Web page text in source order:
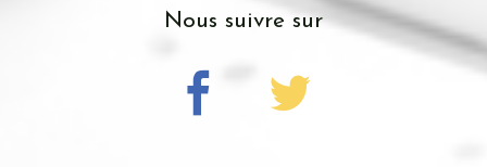
nous suivre sur